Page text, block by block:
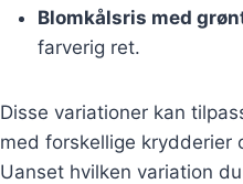
Blomkålsris med
farverig ret.
Disse variationer kan
med forskellige krydderier
Uanset hvilken variation